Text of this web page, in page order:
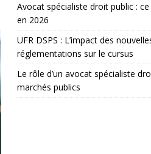
Avocat spécialiste droit public : ce
en 2026
UFR DSPS : L’impact des
réglementations sur le cursus
Le rôle d’un avocat spécialiste
marchés publics